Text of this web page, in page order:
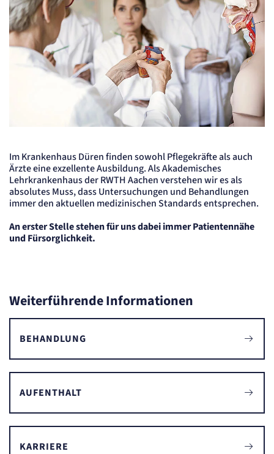
Im Krankenhaus Düren finden sowohl Pflegekräfte als auch
Ärzte eine exzellente Ausbildung. Als Akademisches
Lehrkrankenhaus der RWTH Aachen verstehen wir es als
absolutes Muss, dass Untersuchungen und Behandlungen
immer den aktuellen medizinischen Standards entsprechen.
An erster Stelle stehen für uns dabei immer Patientennähe
und Fürsorglichkeit.
Weiterführende Informationen
BEHANDLUNG
AUFENTHALT
KARRIERE
Cookie Laufzeit:
2 Jahre
etracker Analytics
Name:
et_allow_cookies
Es erlaubt eTracker Cookies zu setzen.
etracker Analytics
Name:
isSdEnabled
etracker GmbH
Zweck: